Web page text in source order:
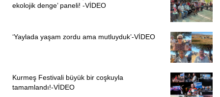
ekolojik denge’ paneli! -VİDEO
‘Yaylada yaşam zordu ama mutluyduk’-VİDEO
Kurmeş Festivali büyük bir coşkuyla
tamamlandı!-VİDEO